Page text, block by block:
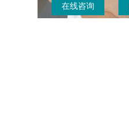
在线咨询